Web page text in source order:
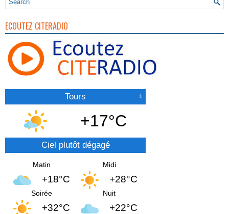
ECOUTEZ CITERADIO
Tours
+17°C
Ciel plutôt dégagé
Matin
+18°C
Midi
+28°C
Soirée
+32°C
Nuit
+22°C